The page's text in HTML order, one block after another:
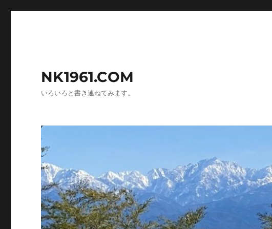
NK1961.COM
いろいろと書き連ねてみます。